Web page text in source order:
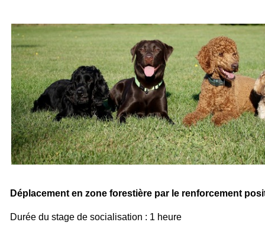
Déplacement en zone forestière par le renforcement
Durée du stage de socialisation : 1 heure